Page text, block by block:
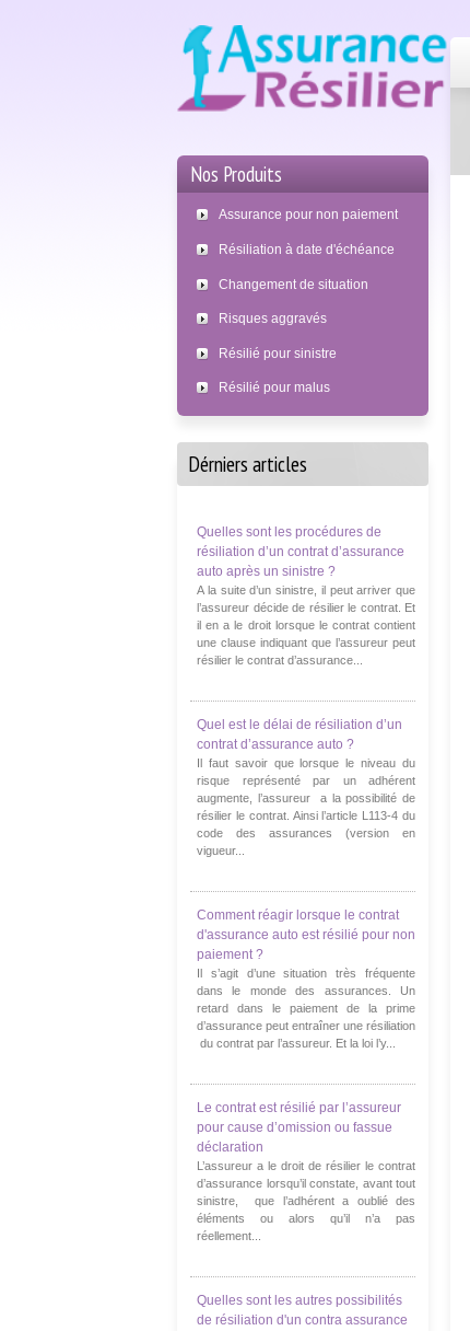
Nos Produits
Assurance pour non paiement
Résiliation à date d'échéance
Changement de situation
Risques aggravés
Résilié pour sinistre
Résilié pour malus
Dérniers articles
Quelles sont les procédures de
résiliation d’un contrat d’assurance
auto après un sinistre ?
A la suite d’un sinistre, il peut arriver que
l’assureur décide de résilier le contrat. Et
il en a le droit lorsque le contrat contient
une clause indiquant que l’assureur peut
résilier le contrat d’assurance...
Quel est le délai de résiliation d’un
contrat d’assurance auto ?
Il faut savoir que lorsque le niveau du
risque représenté par un adhérent
augmente, l’assureur a la possibilité de
résilier le contrat. Ainsi l’article L113-4 du
code des assurances (version en
vigueur...
Comment réagir lorsque le contrat
d'assurance auto est résilié pour non
paiement ?
Il s’agit d’une situation très fréquente
dans le monde des assurances. Un
retard dans le paiement de la prime
d’assurance peut entraîner une résiliation
du contrat par l’assureur. Et la loi l’y...
Le contrat est résilié par l’assureur
pour cause d’omission ou fassue
déclaration
L’assureur a le droit de résilier le contrat
d’assurance lorsqu’il constate, avant tout
sinistre, que l’adhérent a oublié des
éléments ou alors qu’il n’a pas
réellement...
Quelles sont les autres possibilités
de résiliation d'un contra assurance